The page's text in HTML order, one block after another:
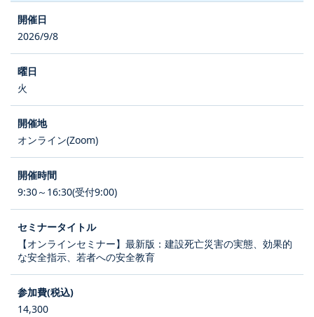
2026/9/8
火
オンライン(Zoom)
9:30～16:30(受付9:00)
【オンラインセミナー】最新版：建設死亡災害の実態、効果的
な安全指示、若者への安全教育
14,300